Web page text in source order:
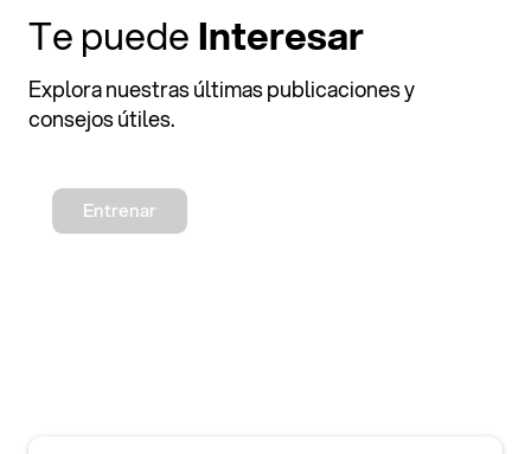
Te puedeInteresar
Explora nuestras últimas publicaciones y
consejos útiles.
Entrenar